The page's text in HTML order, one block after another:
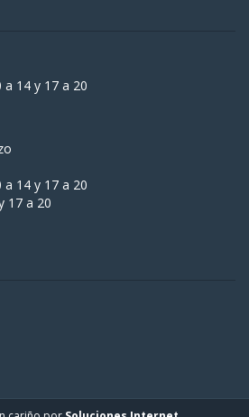
a 14 y 17 a 20
a 14 y 17 a 20
17 a 20